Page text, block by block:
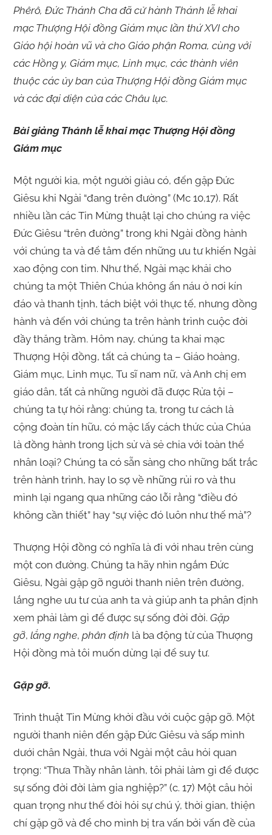
Phêrô, Đức Thánh Cha đã cử hành Thánh lễ khai
mạc Thượng Hội đồng Giám mục lần thứ XVI cho
Giáo hội hoàn vũ và cho Giáo phận Roma, cùng với
các Hồng y, Giám mục, Linh mục, các thành viên
thuộc các ủy ban của Thượng Hội đồng Giám mục
và các đại diện của các Châu lục.
Bài giảng Thánh lễ khai mạc Thượng Hội đồng
Giám mục
Một người kia, một người giàu có, đến gặp Đức
Giêsu khi Ngài “đang trên đường” (Mc 10,17). Rất
nhiều lần các Tin Mừng thuật lại cho chúng ra việc
Đức Giêsu “trên đường” trong khi Ngài đồng hành
với chúng ta và để tâm đến những ưu tư khiến Ngài
xao động con tim. Như thế, Ngài mạc khải cho
chúng ta một Thiên Chúa không ẩn náu ở nơi kín
đáo và thanh tịnh, tách biệt với thực tế, nhưng đồng
hành và đến với chúng ta trên hành trình cuộc đời
đầy thăng trầm. Hôm nay, chúng ta khai mạc
Thượng Hội đồng, tất cả chúng ta – Giáo hoàng,
Giám mục, Linh mục, Tu sĩ nam nữ, và Anh chị em
giáo dân, tất cả những người đã được Rửa tội –
chúng ta tự hỏi rằng: chúng ta, trong tư cách là
cộng đoàn tín hữu, có mặc lấy cách thức của Chúa
là đồng hành trong lịch sử và sẻ chia với toàn thể
nhân loại? Chúng ta có sẵn sàng cho những bất trắc
trên hành trình, hay lo sợ về những rủi ro và thu
mình lại ngang qua những cáo lỗi rằng “điều đó
không cần thiết” hay “sự việc đó luôn như thế mà”?
Thượng Hội đồng có nghĩa là đi với nhau trên cùng
một con đường. Chúng ta hãy nhìn ngắm Đức
Giêsu, Ngài gặp gỡ người thanh niên trên đường,
lắng nghe ưu tư của anh ta và giúp anh ta phân định
xem phải làm gì để được sự sống đời đời. Gặp
gỡ, lắng nghe, phân định là ba động từ của Thượng
Hội đồng mà tôi muốn dừng lại để suy tư.
Gặp gỡ.
Trình thuật Tin Mừng khởi đầu với cuộc gặp gỡ. Một
người thanh niên đến gặp Đức Giêsu và sấp mình
dưới chân Ngài, thưa với Ngài một câu hỏi quan
trọng: “Thưa Thầy nhân lành, tôi phải làm gì để được
sự sống đời đời làm gia nghiệp?” (c. 17) Một câu hỏi
quan trọng như thế đòi hỏi sự chú ý, thời gian, thiện
chí gặp gỡ và để cho mình bị tra vấn bởi vấn đề của